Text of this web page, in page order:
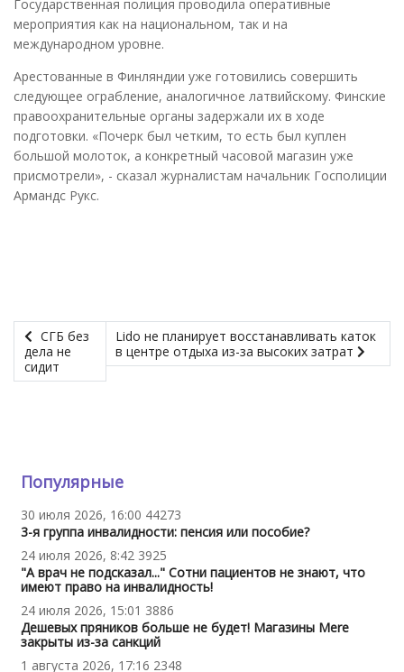
Государственная полиция проводила оперативные
мероприятия как на национальном, так и на
международном уровне.
Арестованные в Финляндии уже готовились совершить
следующее ограбление, аналогичное латвийскому. Финские
правоохранительные органы задержали их в ходе
подготовки. «Почерк был четким, то есть был куплен
большой молоток, а конкретный часовой магазин уже
присмотрели», - сказал журналистам начальник Госполиции
Армандс Рукс.
СГБ без
дела не
сидит
Lido не планирует восстанавливать каток
в центре отдыха из-за высоких затрат
Популярные
30 июля 2026, 16:00 44273
3-я группа инвалидности: пенсия или пособие?
24 июля 2026, 8:42 3925
"А врач не подсказал..." Сотни пациентов не знают, что
имеют право на инвалидность!
24 июля 2026, 15:01 3886
Дешевых пряников больше не будет! Магазины Mere
закрыты из-за санкций
1 августа 2026, 17:16 2348